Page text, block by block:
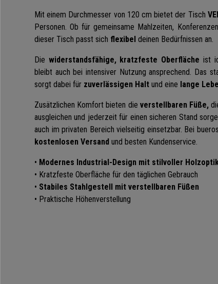
Mit einem Durchmesser von 120 cm bietet der Tisch
Personen. Ob für gemeinsame Mahlzeiten,
dieser Tisch passt sich flexibel deinen Bedürfnissen an.
Die widerstandsfähige, kratzfeste Oberfläche ist
bleibt auch bei intensiver Nutzung ansprechend. Das
sorgt dabei für zuverlässigen Halt und eine lange
Zusätzlichen Komfort bieten die verstellbaren Füße,
ausgleichen und jederzeit für einen sicheren Stand
auch im privaten Bereich vielseitig einsetzbar. Bei
kostenlosen Versand und besten Kundenservice.
• Modernes Industrial-Design mit stilvoller
• Kratzfeste Oberfläche für den täglichen Gebrauch
• Stabiles Stahlgestell mit verstellbaren Füßen
• Praktische Höhenverstellung